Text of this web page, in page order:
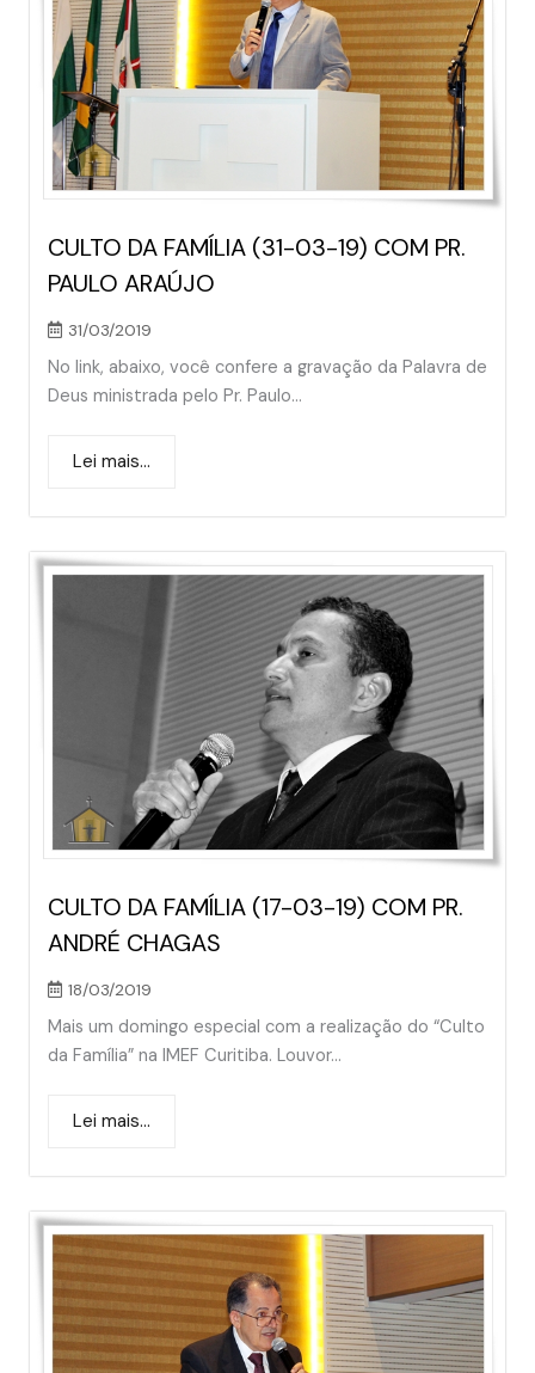
CULTO DA FAMÍLIA (31-03-19) COM PR.
PAULO ARAÚJO
31/03/2019
No link, abaixo, você confere a gravação da Palavra de
Deus ministrada pelo Pr. Paulo...
Lei mais...
CULTO DA FAMÍLIA (17-03-19) COM PR.
ANDRÉ CHAGAS
18/03/2019
Mais um domingo especial com a realização do “Culto
da Família” na IMEF Curitiba. Louvor...
Lei mais...